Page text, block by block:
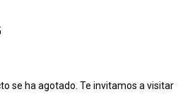
se ha agotado. Te invitamos a visitar